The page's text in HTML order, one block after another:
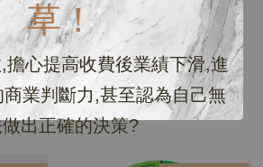
草！
擔心提高收費後業績下滑,進
業判斷力,甚至認為自己無
出正確的決策?